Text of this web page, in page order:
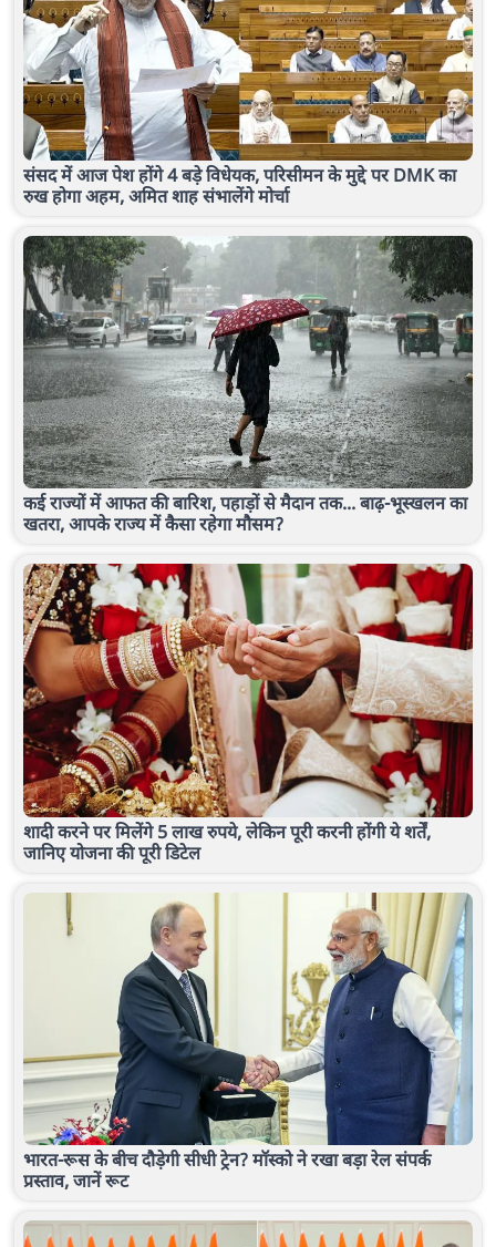
संसद में आज पेश होंगे 4 बड़े विधेयक, परिसीमन के मुद्दे पर DMK का
रुख होगा अहम, अमित शाह संभालेंगे मोर्चा
कई राज्यों में आफत की बारिश, पहाड़ों से मैदान तक... बाढ़-भूस्खलन का
खतरा, आपके राज्य में कैसा रहेगा मौसम?
शादी करने पर मिलेंगे 5 लाख रुपये, लेकिन पूरी करनी होंगी ये शर्तें,
जानिए योजना की पूरी डिटेल
भारत-रूस के बीच दौड़ेगी सीधी ट्रेन? मॉस्को ने रखा बड़ा रेल संपर्क
प्रस्ताव, जानें रूट